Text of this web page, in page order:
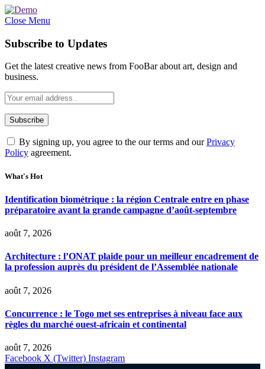
Close Menu
Subscribe to Updates
Get the latest creative news from FooBar about art, design and
business.
By signing up, you agree to the our terms and ourPrivacy
Policy agreement.
What's Hot
Identification biométrique : la région Centrale entre en phase
préparatoire avant la grande campagne d’août-septembre
août 7, 2026
Architecture : l’ONAT plaide pour un meilleur encadrement de
la profession auprès du président de l’Assemblée nationale
août 7, 2026
Concurrence : le Togo met ses entreprises à niveau face aux
règles du marché ouest-africain et continental
août 7, 2026
Facebook X (Twitter) Instagram